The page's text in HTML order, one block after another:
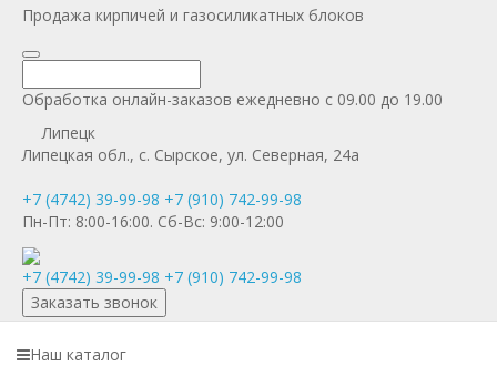
Продажа кирпичей и газосиликатных блоков
Обработка онлайн-заказов ежедневно с 09.00 до 19.00
Липецк
Липецкая обл., с. Сырское, ул. Северная, 24а
+7 (4742) 39-99-98 +7 (910) 742-99-98
Пн-Пт: 8:00-16:00. Сб-Вс: 9:00-12:00
+7 (4742) 39-99-98 +7 (910) 742-99-98
Заказать звонок
Наш каталог